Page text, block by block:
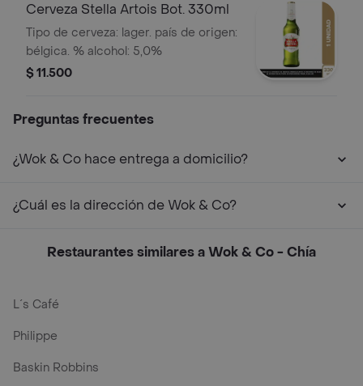
Cerveza Stella Artois Bot. 330ml
Tipo de cerveza: lager. país de origen:
bélgica. % alcohol: 5,0%
$ 11.500
Preguntas frecuentes
¿Wok & Co hace entrega a domicilio?
¿Cuál es la dirección de Wok & Co?
Restaurantes similares a Wok & Co - Chía
L´s Café
Philippe
Baskin Robbins